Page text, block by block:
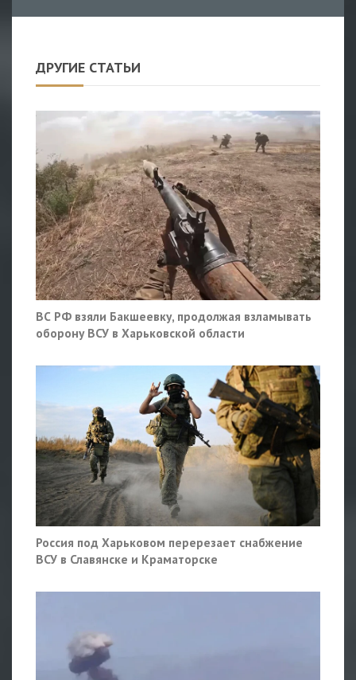
ДРУГИЕ СТАТЬИ
ВС РФ взяли Бакшеевку, продолжая взламывать
оборону ВСУ в Харьковской области
Россия под Харьковом перерезает снабжение
ВСУ в Славянске и Краматорске